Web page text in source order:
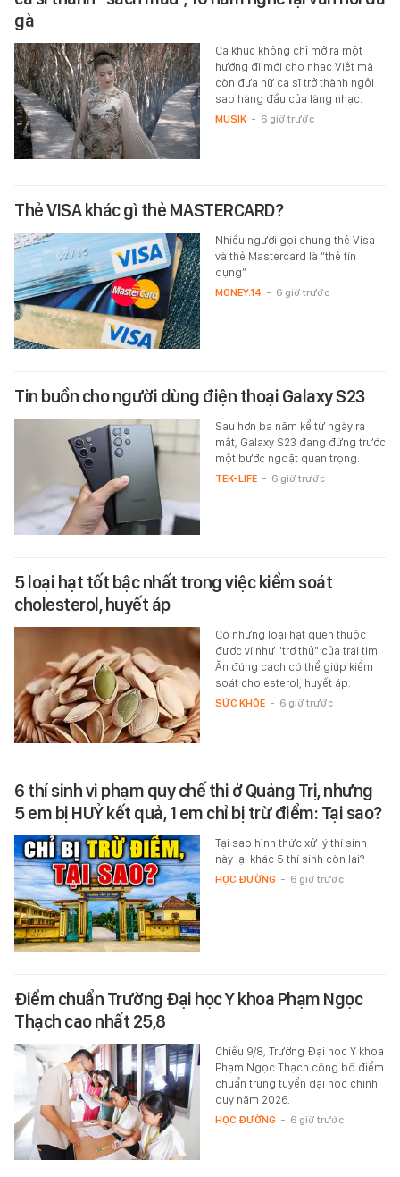
gà
Ca khúc không chỉ mở ra một
hướng đi mới cho nhạc Việt mà
còn đưa nữ ca sĩ trở thành ngôi
sao hàng đầu của làng nhạc.
MUSIK - 6 giờ trước
Thẻ VISA khác gì thẻ MASTERCARD?
Nhiều người gọi chung thẻ Visa
và thẻ Mastercard là “thẻ tín
dụng”.
MONEY.14 - 6 giờ trước
Tin buồn cho người dùng điện thoại Galaxy S23
Sau hơn ba năm kể từ ngày ra
mắt, Galaxy S23 đang đứng trước
một bước ngoặt quan trọng.
TEK-LIFE - 6 giờ trước
5 loại hạt tốt bậc nhất trong việc kiểm soát
cholesterol, huyết áp
Có những loại hạt quen thuộc
được ví như "trợ thủ" của trái tim.
Ăn đúng cách có thể giúp kiểm
soát cholesterol, huyết áp.
SỨC KHỎE - 6 giờ trước
6 thí sinh vi phạm quy chế thi ở Quảng Trị, nhưng
5 em bị HUỶ kết quả, 1 em chỉ bị trừ điểm: Tại sao?
Tại sao hình thức xử lý thí sinh
này lại khác 5 thí sinh còn lại?
HỌC ĐƯỜNG - 6 giờ trước
Điểm chuẩn Trường Đại học Y khoa Phạm Ngọc
Thạch cao nhất 25,8
Chiều 9/8, Trường Đại học Y khoa
Phạm Ngọc Thạch công bố điểm
chuẩn trúng tuyển đại học chính
quy năm 2026.
HỌC ĐƯỜNG - 6 giờ trước